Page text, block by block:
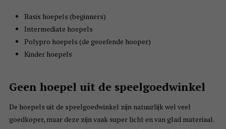
Basis hoepels (beginners)
Intermediate hoepels
Polypro hoepels (de geoefende hooper)
Kinder hoepels
Geen hoepel uit de speelgoedwinkel
De hoepels uit de speelgoedwinkel zijn natuurlijk wel veel
goedkoper, maar deze zijn vaak super licht en van glad materiaal.